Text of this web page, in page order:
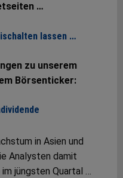
…
lassen …
zu unserem
Börsenticker:
in Asien und
Analysten damit
jüngsten Quartal …